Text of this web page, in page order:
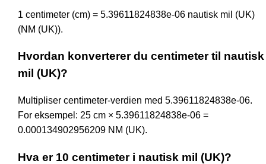
1 centimeter (cm) = 5.39611824838e-06 nautisk mil (UK)
(NM (UK)).
Hvordan konverterer du centimeter til nautisk
mil (UK)?
Multipliser centimeter-verdien med 5.39611824838e-06.
For eksempel: 25 cm × 5.39611824838e-06 =
0.000134902956209 NM (UK).
Hva er 10 centimeter i nautisk mil (UK)?